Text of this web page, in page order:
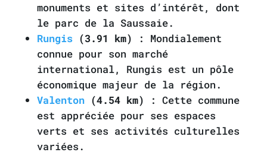
monuments et sites d’intérêt, dont
le parc de la Saussaie.
Rungis(3.91 km) : Mondialement
connue pour son marché
international, Rungis est un pôle
économique majeur de la région.
Valenton(4.54 km) : Cette commune
est appréciée pour ses espaces
verts et ses activités culturelles
variées.